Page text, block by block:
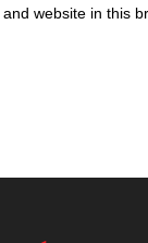
website in this